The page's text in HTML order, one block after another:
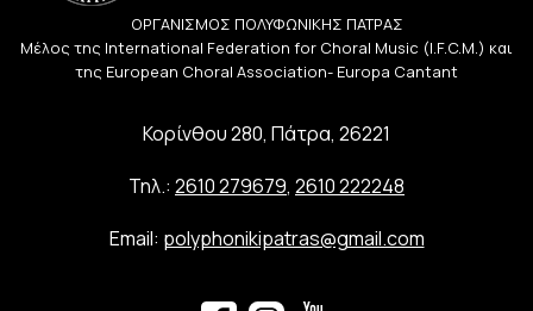
ΟΡΓΑΝΙΣΜΟΣ ΠΟΛΥΦΩΝΙΚΗΣ ΠΑΤΡΑΣ
Μέλος της International Federation for Choral Music (I.F.C.M.) και
της European Choral Association- Europa Cantant
Κορίνθου 280, Πάτρα, 26221
Τηλ.: 2610 279679, 2610 222248
Email: polyphonikipatras@gmail.com